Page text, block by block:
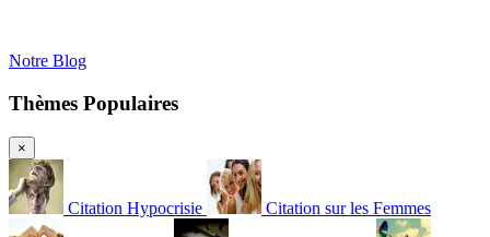
Notre Blog
Thèmes Populaires
×
Citation Hypocrisie Citation sur les Femmes